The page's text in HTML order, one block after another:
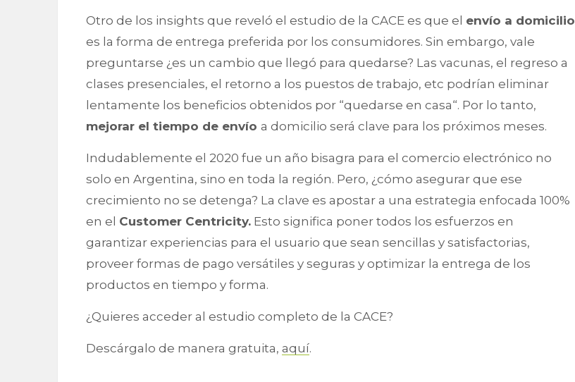
Otro de los insights que reveló el estudio de la CACE es que el envío a domicilio
es la forma de entrega preferida por los consumidores. Sin embargo, vale
preguntarse ¿es un cambio que llegó para quedarse? Las vacunas, el regreso a
clases presenciales, el retorno a los puestos de trabajo, etc podrían eliminar
lentamente los beneficios obtenidos por “quedarse en casa“. Por lo tanto,
mejorar el tiempo de envíoa domicilio será clave para los próximos meses.
Indudablemente el 2020 fue un año bisagra para el comercio electrónico no
solo en Argentina, sino en toda la región. Pero, ¿cómo asegurar que ese
crecimiento no se detenga? La clave es apostar a una estrategia enfocada 100%
en el Customer Centricity. Esto significa poner todos los esfuerzos en
garantizar experiencias para el usuario que sean sencillas y satisfactorias,
proveer formas de pago versátiles y seguras y optimizar la entrega de los
productos en tiempo y forma.
¿Quieres acceder al estudio completo de la CACE?
Descárgalo de manera gratuita,aquí.